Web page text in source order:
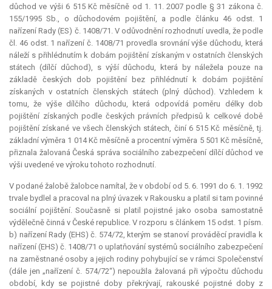
důchod ve výši 6 515 Kč měsíčně od 1. 11. 2007 podle § 31 zákona č.
155/1995 Sb., o důchodovém pojištění, a podle článku 46 odst. 1
nařízení Rady (ES) č. 1408/71. V odůvodnění rozhodnutí uvedla, že podle
čl. 46 odst. 1 nařízení č. 1408/71 provedla srovnání výše důchodu, která
náleží s přihlédnutím k dobám pojištění získaným v ostatních členských
státech (dílčí důchod), s výší důchodu, která by náležela pouze na
základě českých dob pojištění bez přihlédnutí k dobám pojištění
získaných v ostatních členských státech (plný důchod). Vzhledem k
tomu, že výše dílčího důchodu, která odpovídá poměru délky dob
pojištění získaných podle českých právních předpisů k celkové době
pojištění získané ve všech členských státech, činí 6 515 Kč měsíčně, tj.
základní výměra 1 014 Kč měsíčně a procentní výměra 5 501 Kč měsíčně,
přiznala žalovaná Česká správa sociálního zabezpečení dílčí důchod ve
výši uvedené ve výroku tohoto rozhodnutí.
V podané žalobě žalobce namítal, že v období od 5. 6. 1991 do 6. 1. 1992
trvale bydlel a pracoval na plný úvazek v Rakousku a platil si tam povinné
sociální pojištění. Současně si platil pojistné jako osoba samostatně
výdělečně činná v České republice. V rozporu s článkem 15 odst. 1 písm.
b) nařízení Rady (EHS) č. 574/72, kterým se stanoví prováděcí pravidla k
nařízení (EHS) č. 1408/71 o uplatňování systémů sociálního zabezpečení
na zaměstnané osoby a jejich rodiny pohybující se v rámci Společenství
(dále jen „nařízení č. 574/72“) nepoužila žalovaná při výpočtu důchodu
období, kdy se pojistné doby překrývají, rakouské pojistné doby z